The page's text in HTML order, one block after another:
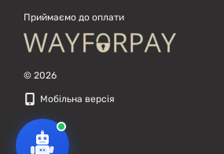
Приймаємо до оплати
© 2026
Мобільна версія